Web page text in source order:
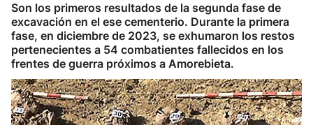
Son los primeros resultados de la segunda fase de
excavación en el ese cementerio. Durante la primera
fase, en diciembre de 2023, se exhumaron los restos
pertenecientes a 54 combatientes fallecidos en los
frentes de guerra próximos a Amorebieta.